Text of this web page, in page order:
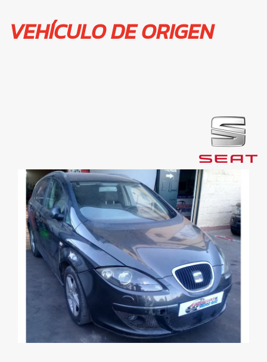
VEHÍCULO DE ORIGEN